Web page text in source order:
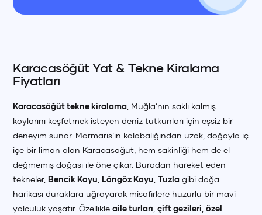
Karacasöğüt Yat & Tekne Kiralama
Fiyatları
Karacasöğüt tekne kiralama , Muğla’nın saklı kalmış
koylarını keşfetmek isteyen deniz tutkunları için eşsiz bir
deneyim sunar. Marmaris’in kalabalığından uzak, doğayla iç
içe bir liman olan Karacasöğüt, hem sakinliği hem de el
değmemiş doğası ile öne çıkar. Buradan hareket eden
tekneler, Bencik Koyu Löngöz Koyu ,Tuzla gibi doğa
harikası duraklara uğrayarak misafirlere huzurlu bir mavi
yolculuk yaşatır. Özellikleaile turları ,çift gezileri ,özel